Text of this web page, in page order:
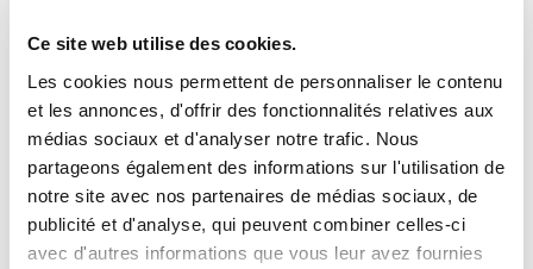
Ce site web utilise des cookies.
Les cookies nous permettent de personnaliser le contenu
et les annonces, d'offrir des fonctionnalités relatives aux
médias sociaux et d'analyser notre trafic. Nous
partageons également des informations sur l'utilisation de
notre site avec nos partenaires de médias sociaux, de
publicité et d'analyse, qui peuvent combiner celles-ci
avec d'autres informations que vous leur avez fournies
maîtriser le chemin qui y mène. Elles peuvent
valoriser les retailers, leur envoyer un trafic plus
qualifié, suivre les signaux d’achat et mieux défendre
leurs investissements marketing.